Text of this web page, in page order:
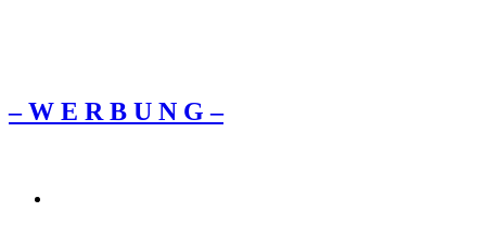
– W Ε R Β U Ν G –